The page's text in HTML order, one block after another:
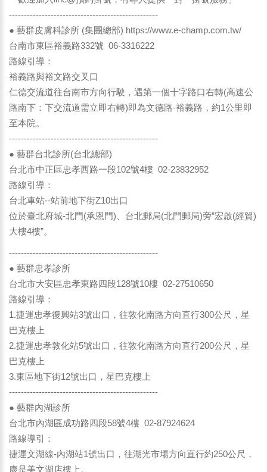
--------------------------------------------------
● 藝群皮膚科診所 (集團總部) https://www.e-champ.com.tw/
台南市東區裕義路332號 06-3316222
路線引導：
裕義路與裕文路交叉口
仁德交流道往台南市方向行駛，遇第一個十字路口右轉(高速公
路南下：下交流道需立即右轉)即為文德路-裕義路，約1公里即
至本院。
--------------------------------------------------
● 藝群台北診所(台北總部)
台北市中正區忠孝西路一段102號4樓 02-23832952
路線引導：
台北車站--站前地下街Z10出口
位於臺北府城-北門(承恩門)、台北郵局(北門郵局)旁”宏啟(經貿)
大樓4樓”。
--------------------------------------------------
● 藝群忠孝診所
台北市大安區忠孝東路四段128號10樓 02-27510650
路線引導：
1.捷運忠孝復興站3號出口，往敦化南路方向直行300公尺，星
巴克樓上
2.捷運忠孝敦化站5號出口，往敦化南路方向直行200公尺，星
巴克樓上
3.東區地下街12號出口，星巴克樓上
--------------------------------------------------
● 藝群內湖診所
台北市內湖區成功路四段58號4樓 02-87924624
路線導引：
捷運文湖線-內湖站1號出口，往湖光市場方向直行約250公尺，
康是美文湖店樓上。